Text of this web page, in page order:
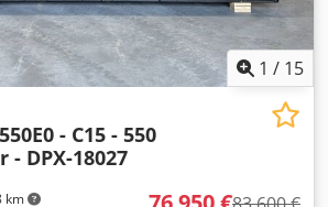
1 / 15
km
- C15 - 550
DPX-18027